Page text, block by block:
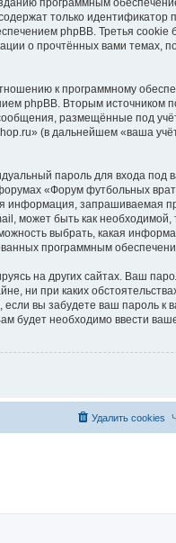
только идентификатор
phpBB. Третья cookie
о прочтённых вами темах,
к программному
phpBB. Вторым источником
размещённые под
(в дальнейшем «ваша
пароль для входа под
«Форум футбольных
информация, запрашиваемая
может быть как необходимой,
выбрать, какая
программным
на других сайтах. Ваш
ни при каких
вы забудете ваш пароль к
будет необходимо ввести
Удалить cookies